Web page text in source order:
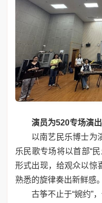
演员为520专场演
以南艺民乐博士为
乐民歌专场将以首部“
形式出现，给观众以惊
熟悉的旋律奏出新鲜感。
古筝不止于“婉约”